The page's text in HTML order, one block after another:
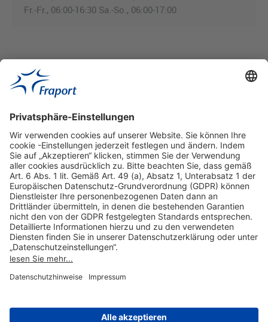
Fr.-Fr., 06:00-16:30 Sa.-So., 06:00-17:00
Hilfreiche Links
Online einkaufen & buchen
Über uns